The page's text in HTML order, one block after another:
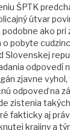
ŠPTK
útvar
ako pri
o pobyte
Slovenskej
odpovedí
zjavne
odpoveď na
zistenia
fakticky aj
krajiny a